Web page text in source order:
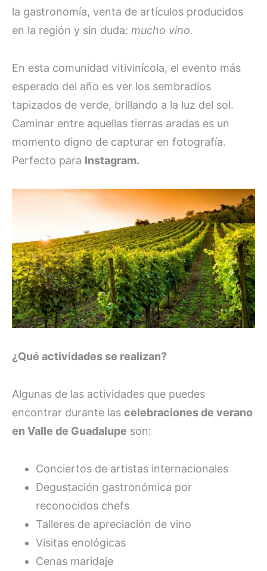
la gastronomía, venta de artículos producidos
en la región y sin duda: mucho vino.
En esta comunidad vitivinícola, el evento más
esperado del año es ver los sembradíos
tapizados de verde, brillando a la luz del sol.
Caminar entre aquellas tierras aradas es un
momento digno de capturar en fotografía.
Perfecto para Instagram.
¿Qué actividades se realizan?
Algunas de las actividades que puedes
encontrar durante las celebraciones de verano
en Valle de Guadalupe son:
Conciertos de artistas internacionales
Degustación gastronómica por
reconocidos chefs
Talleres de apreciación de vino
Visitas enológicas
Cenas maridaje